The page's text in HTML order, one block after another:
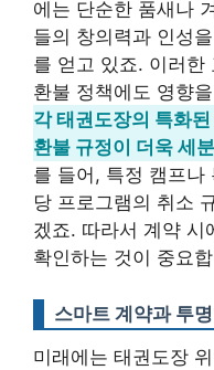
에는 단순한 품새나
들의 창의력과 인성
를 얻고 있죠. 이러한
환불 정책에도 영향
각 태권도장의 특화
환불 규정이 더욱 세
를 들어, 특정 캠프나
당 프로그램의 취소
겠죠. 따라서 계약 시
확인하는 것이 중요
스마트 계약과 투
미래에는 태권도장